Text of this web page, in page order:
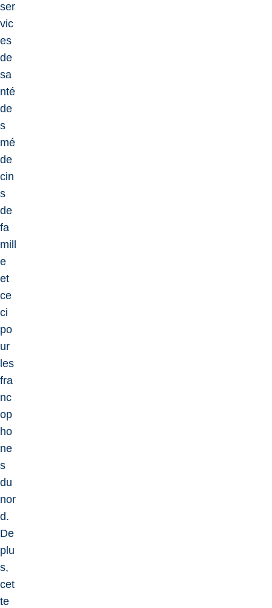
ser
vic
es
de
sa
nté
de
s
mé
de
cin
s
de
fa
mill
e
et
ce
ci
po
ur
les
fra
nc
op
ho
ne
s
du
nor
d.
De
plu
s,
cet
te